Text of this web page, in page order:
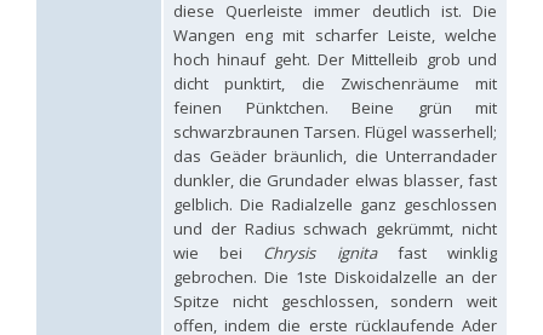
Hedychridium infans santschiiTrautmann, 1927
Linsenmaier, 1987
Linsenmaier, 1959
Balthasar, 1952
Linsenmaier, 1959
Móczár, 1964
Mocsáry, 1889
Christ, 1790
Hedychridium lampas austeritatumLinsenmaier, 1997
Hedychridium lampas cypriacumBalthasar, 1953
Arens, 2011
Linsenmaier, 1959
Linsenmaier, 1951
Linsenmaier, 1987
diese Querleiste immer deutlich ist. Die
Wangen eng mit scharfer Leiste, welche
hoch hinauf geht. Der Mittelleib grob und
dicht punktirt, die Zwischenräume mit
feinen Pünktchen. Beine grün mit
schwarzbraunen Tarsen. Flügel wasserhell;
das Geäder bräunlich, die Unterrandader
dunkler, die Grundader elwas blasser, fast
gelblich. Die Radialzelle ganz geschlossen
und der Radius schwach gekrümmt, nicht
wie bei Chrysis ignitafast winklig
gebrochen. Die 1ste Diskoidalzelle an der
Spitze nicht geschlossen, sondern weit
offen, indem die erste rücklaufende Ader